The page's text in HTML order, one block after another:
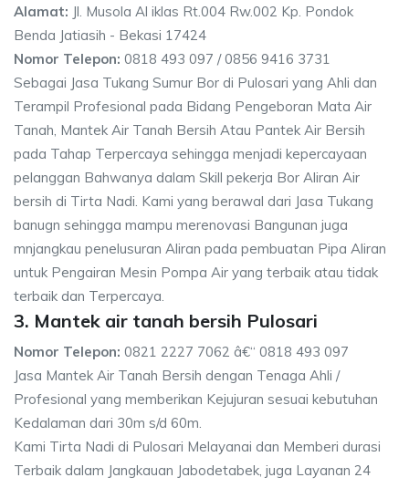
Alamat: Jl. Musola Al iklas Rt.004 Rw.002 Kp. Pondok
Benda Jatiasih - Bekasi 17424
Nomor Telepon: 0818 493 097 / 0856 9416 3731
Sebagai Jasa Tukang Sumur Bor di Pulosari yang Ahli dan
Terampil Profesional pada Bidang Pengeboran Mata Air
Tanah, Mantek Air Tanah Bersih Atau Pantek Air Bersih
pada Tahap Terpercaya sehingga menjadi kepercayaan
pelanggan Bahwanya dalam Skill pekerja Bor Aliran Air
bersih di Tirta Nadi. Kami yang berawal dari Jasa Tukang
banugn sehingga mampu merenovasi Bangunan juga
mnjangkau penelusuran Aliran pada pembuatan Pipa Aliran
untuk Pengairan Mesin Pompa Air yang terbaik atau tidak
terbaik dan Terpercaya.
3. Mantek air tanah bersih Pulosari
Nomor Telepon: 0821 2227 7062 â€“ 0818 493 097
Jasa Mantek Air Tanah Bersih dengan Tenaga Ahli /
Profesional yang memberikan Kejujuran sesuai kebutuhan
Kedalaman dari 30m s/d 60m.
Kami Tirta Nadi di Pulosari Melayanai dan Memberi durasi
Terbaik dalam Jangkauan Jabodetabek, juga Layanan 24